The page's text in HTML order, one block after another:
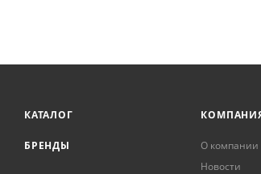
КАТАЛОГ
БРЕНДЫ
О компании
Новости